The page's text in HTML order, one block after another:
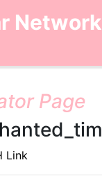
Network
Page
Link